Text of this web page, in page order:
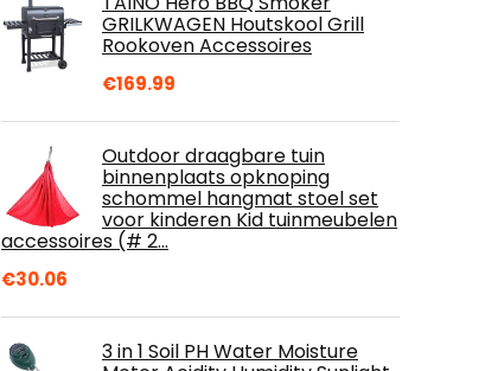
GRILKWAGEN Houtskool Grill
Rookoven Accessoires
€169.99
Outdoor draagbare tuin
binnenplaats opknoping
schommel hangmat stoel set
voor kinderen Kid tuinmeubelen
accessoires (# 2…
€30.06
3 in 1 Soil PH Water Moisture